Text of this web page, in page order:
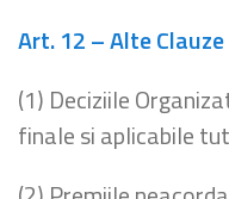
Art. 12 – Alte Clauze
(1) Deciziile
finale si aplicabile